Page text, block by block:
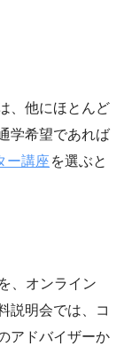
、他にほとんど
学希望であれば
ー講座 を選ぶと
、オンライン
説明会では、コ
アドバイザーか